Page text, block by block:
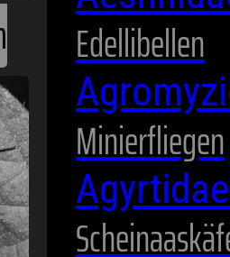
Edellibellen
Minierfliegen